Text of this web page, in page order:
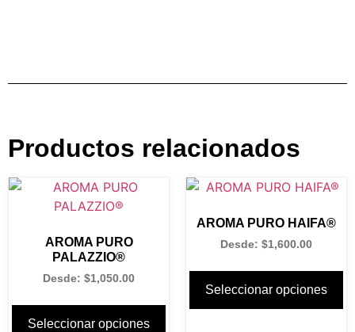
Productos relacionados
AROMA PURO
PALAZZIO®
Desde: $1,050.00
Seleccionar opciones
AROMA PURO HAIFA®
Desde: $1,600.00
Seleccionar opciones